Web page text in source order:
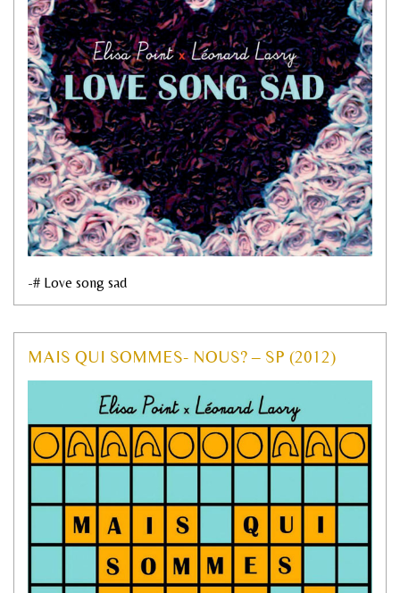
-# Love song sad
MAIS QUI SOMMES- NOUS? – SP (2012)